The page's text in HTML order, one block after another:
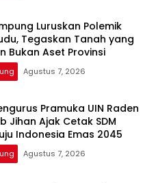
Luruskan Polemik
Tegaskan Tanah yang
Bukan Aset Provinsi
Agustus 7, 2026
Pramuka UIN Raden
Jihan Ajak Cetak SDM
Indonesia Emas 2045
Agustus 7, 2026